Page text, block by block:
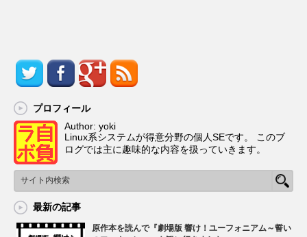
プロフィール
Author: yoki
Linux系システムが得意分野の個人SEです。 このブ
ログでは主に趣味的な内容を扱っていきます。
最新の記事
原作本を読んで『劇場版 響け！ユーフォニアム～誓い